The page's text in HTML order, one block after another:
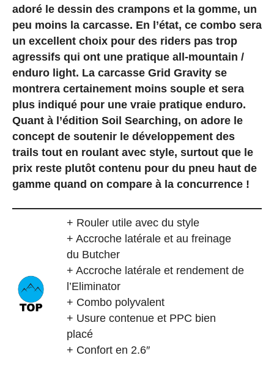
adoré le dessin des crampons et la gomme, un
peu moins la carcasse. En l’état, ce combo sera
un excellent choix pour des riders pas trop
agressifs qui ont une pratique all-mountain /
enduro light. La carcasse Grid Gravity se
montrera certainement moins souple et sera
plus indiqué pour une vraie pratique enduro.
Quant à l’édition Soil Searching, on adore le
concept de soutenir le développement des
trails tout en roulant avec style, surtout que le
prix reste plutôt contenu pour du pneu haut de
gamme quand on compare à la concurrence !
+ Rouler utile avec du style
+ Accroche latérale et au freinage
du Butcher
+ Accroche latérale et rendement de
l’Eliminator
+ Combo polyvalent
+ Usure contenue et PPC bien
placé
+ Confort en 2.6″